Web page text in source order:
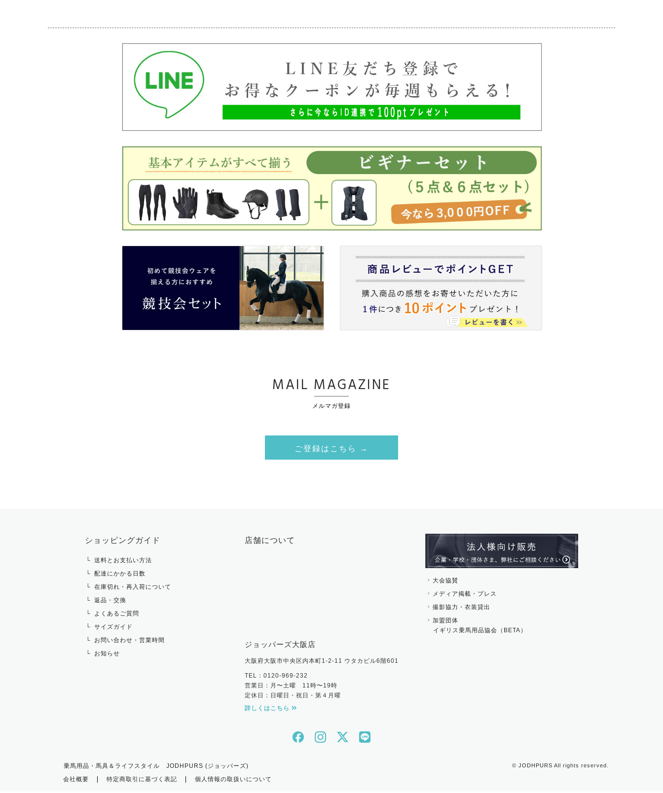
MAIL MAGAZINE
メルマガ登録
ご登録はこちら →
ショッピングガイド
送料とお支払い方法
配達にかかる日数
在庫切れ・再入荷について
返品・交換
よくあるご質問
サイズガイド
お問い合わせ・営業時間
お知らせ
店舗について
ジョッパーズ大阪店
大阪府大阪市中央区内本町1-2-11 ウタカビル6階601
TEL：0120-969-232
営業日：月〜土曜 11時〜19時
定休日：日曜日・祝日・第４月曜
詳しくはこちら
大会協賛
メディア掲載・プレス
撮影協力・衣装貸出
加盟団体
イギリス乗馬用品協会（BETA）
乗馬用品・馬具＆ライフスタイル JODHPURS (ジョッパーズ)
会社概要
特定商取引に基づく表記 個人情報の取扱いについて
© JODHPURS All rights reserved.